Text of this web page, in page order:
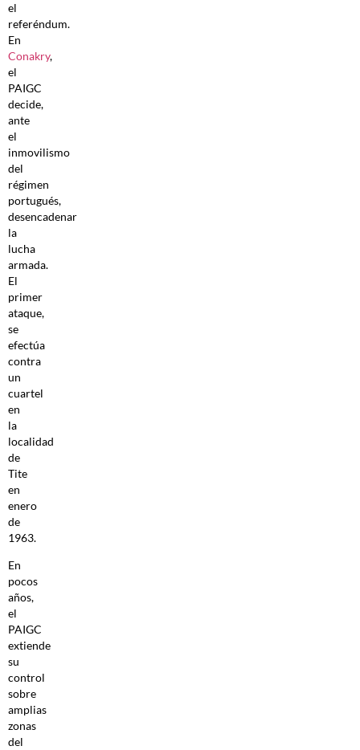
el
referéndum.
En
Conakry,
el
PAIGC
decide,
ante
el
inmovilismo
del
régimen
portugués,
desencadenar
la
lucha
armada.
El
primer
ataque,
se
efectúa
contra
un
cuartel
en
la
localidad
de
Tite
en
enero
de
1963.
En
pocos
años,
el
PAIGC
extiende
su
control
sobre
amplias
zonas
del